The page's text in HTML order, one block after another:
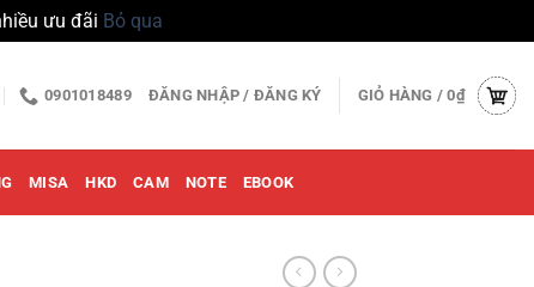
ưu đãi Bỏ qua
0901018489 ĐĂNG NHẬP / ĐĂNG KÝ GIỎ HÀNG /0₫
MISA HKD CAM NOTE EBOOK